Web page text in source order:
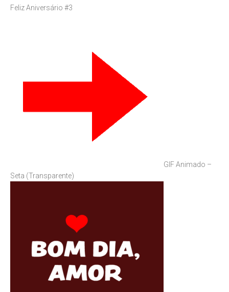
Feliz Aniversário #3
GIF Animado –
Seta (Transparente)